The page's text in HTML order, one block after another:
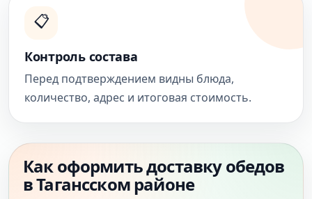
📋
Контроль состава
Перед подтверждением видны блюда,
количество, адрес и итоговая стоимость.
Как оформить доставку обедов
в Тагансском районе